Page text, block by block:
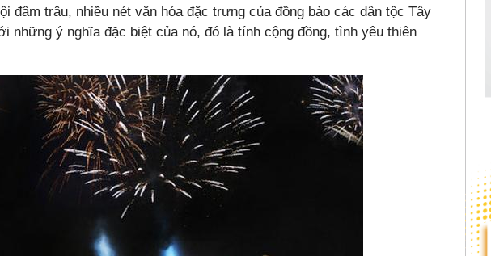
đâm trâu, nhiều nét văn hóa đặc trưng của đồng bào các dân tộc Tây
những ý nghĩa đặc biệt của nó, đó là tính cộng đồng, tình yêu thiên